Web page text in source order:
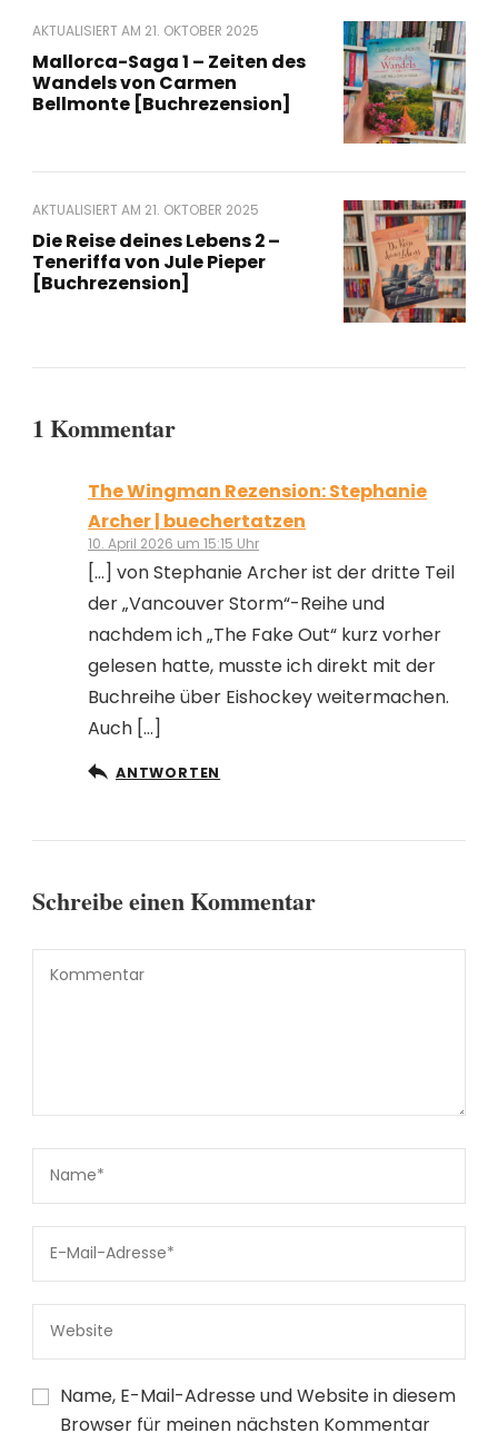
AKTUALISIERT AM 21. OKTOBER 2025
Mallorca-Saga 1 – Zeiten des
Wandels von Carmen
Bellmonte [Buchrezension]
AKTUALISIERT AM 21. OKTOBER 2025
Die Reise deines Lebens 2 –
Teneriffa von Jule Pieper
[Buchrezension]
1 Kommentar
The Wingman Rezension: Stephanie
Archer | buechertatzen
10. April 2026 um 15:15 Uhr
[…] von Stephanie Archer ist der dritte Teil
der „Vancouver Storm“-Reihe und
nachdem ich „The Fake Out“ kurz vorher
gelesen hatte, musste ich direkt mit der
Buchreihe über Eishockey weitermachen.
Auch […]
ANTWORTEN
Schreibe einen Kommentar
Name, E-Mail-Adresse und Website in diesem
Browser für meinen nächsten Kommentar